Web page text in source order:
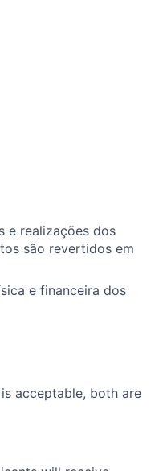
e realizações dos
são revertidos em
e financeira dos
acceptable, both are